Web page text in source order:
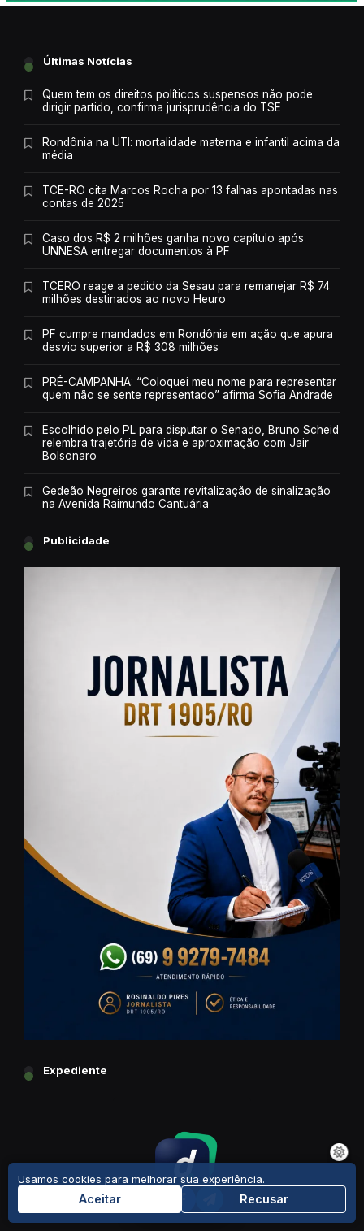
Últimas Notícias
Quem tem os direitos políticos suspensos não pode
dirigir partido, confirma jurisprudência do TSE
Rondônia na UTI: mortalidade materna e infantil acima da
média
TCE-RO cita Marcos Rocha por 13 falhas apontadas nas
contas de 2025
Caso dos R$ 2 milhões ganha novo capítulo após
UNNESA entregar documentos à PF
TCERO reage a pedido da Sesau para remanejar R$ 74
milhões destinados ao novo Heuro
PF cumpre mandados em Rondônia em ação que apura
desvio superior a R$ 308 milhões
PRÉ-CAMPANHA: “Coloquei meu nome para representar
quem não se sente representado” afirma Sofia Andrade
Escolhido pelo PL para disputar o Senado, Bruno Scheid
relembra trajetória de vida e aproximação com Jair
Bolsonaro
Gedeão Negreiros garante revitalização de sinalização
na Avenida Raimundo Cantuária
Publicidade
Expediente
Usamos cookies para melhorar sua experiência.
Aceitar Recusar